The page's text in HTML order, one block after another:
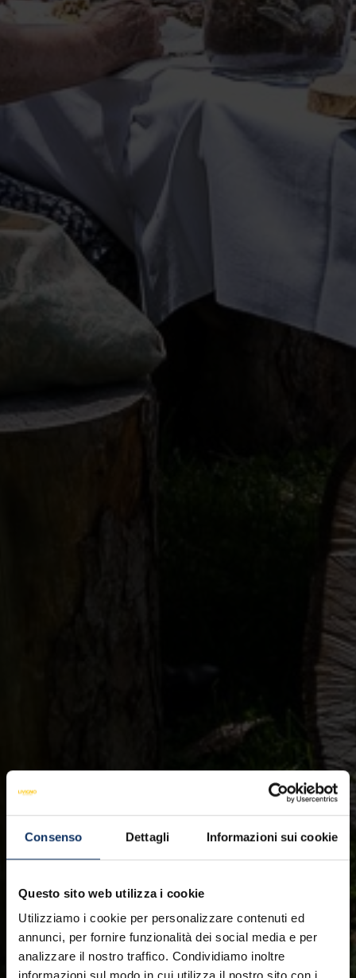
Consenso Dettagli Informazioni sui cookie
Questo sito web utilizza i cookie
Utilizziamo i cookie per personalizzare contenuti ed
annunci, per fornire funzionalità dei social media e per
analizzare il nostro traffico. Condividiamo inoltre